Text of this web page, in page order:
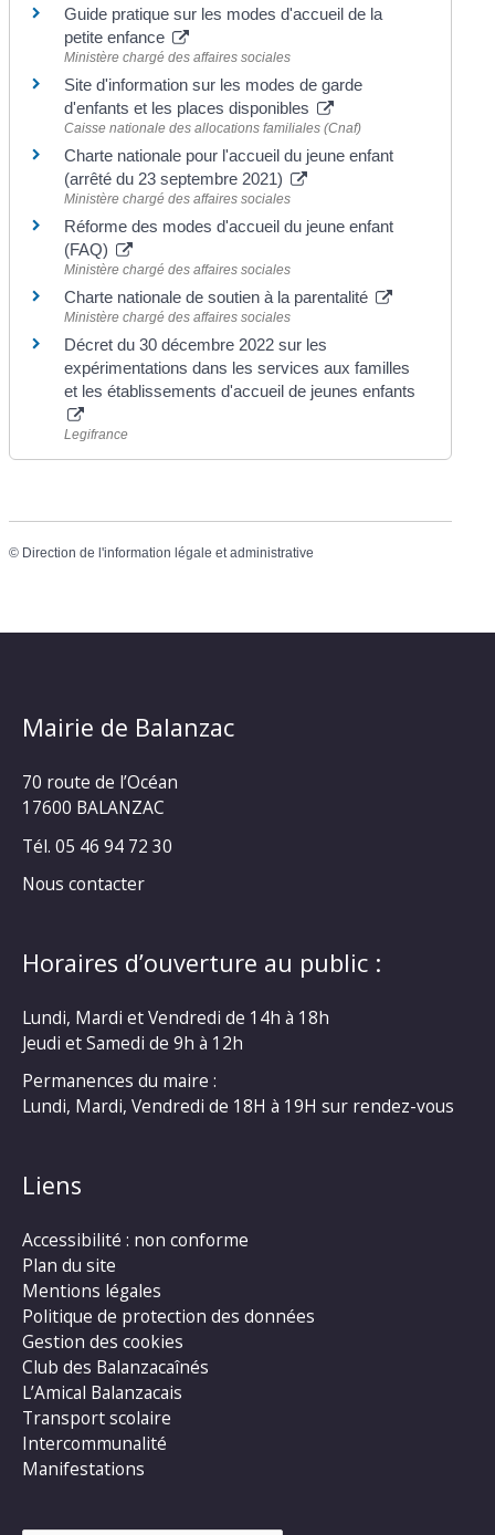
Guide pratique sur les modes d'accueil de la
petite enfance
Ministère chargé des affaires sociales
Site d'information sur les modes de garde
d'enfants et les places disponibles
Caisse nationale des allocations familiales (Cnaf)
Charte nationale pour l'accueil du jeune enfant
(arrêté du 23 septembre 2021)
Ministère chargé des affaires sociales
Réforme des modes d'accueil du jeune enfant
(FAQ)
Ministère chargé des affaires sociales
Charte nationale de soutien à la parentalité
Ministère chargé des affaires sociales
Décret du 30 décembre 2022 sur les
expérimentations dans les services aux familles
et les établissements d'accueil de jeunes enfants
Legifrance
© Direction de l'information légale et administrative
Mairie de Balanzac
70 route de l’Océan
17600 BALANZAC
Tél. 05 46 94 72 30
Nous contacter
Horaires d’ouverture au public :
Lundi, Mardi et Vendredi de 14h à 18h
Jeudi et Samedi de 9h à 12h
Permanences du maire :
Lundi, Mardi, Vendredi de 18H à 19H sur rendez-vous
Liens
Accessibilité : non conforme
Plan du site
Mentions légales
Politique de protection des données
Gestion des cookies
Club des Balanzacaînés
L’Amical Balanzacais
Transport scolaire
Intercommunalité
Manifestations